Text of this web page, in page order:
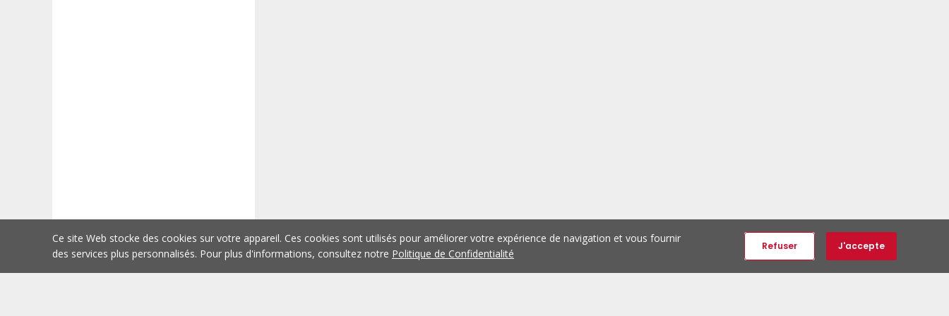
Ce site Web stocke des cookies sur votre appareil. Ces cookies sont utilisés pour améliorer votre expérience de navigation et vous fournir
des services plus personnalisés. Pour plus d'informations, consultez notre Politique de Confidentialité
Refuser J'accepte